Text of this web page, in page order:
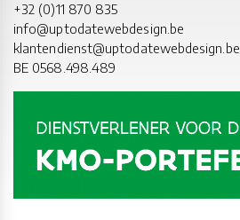
+32 (0)11 870 835
info@uptodatewebdesign.be
klantendienst@uptodatewebdesign.be
BE 0568.498.489